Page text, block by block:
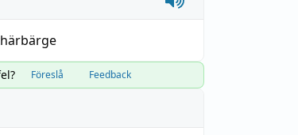
Föreslå Feedback